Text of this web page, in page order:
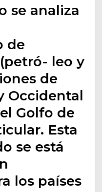
se analiza
de
leo y
de
Occidental
Golfo de
Esta
se está
los países